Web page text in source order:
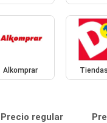
Alkomprar
Precio regular